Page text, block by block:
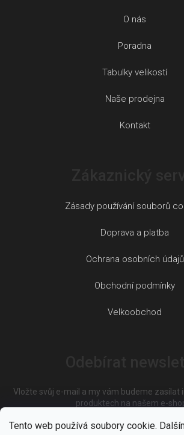
Tento web používá soubory cookie.
O nás
Poradna
Tabulky velikostí
Naše prodejna
Kontakt
Zásady používání souborů
Doprava a platba
Ochrana osobních údajů
Obchodní podmínky
Velkoobchod
Vložte svůj e-mail a my vám budeme zasílat
produktech na našem e-